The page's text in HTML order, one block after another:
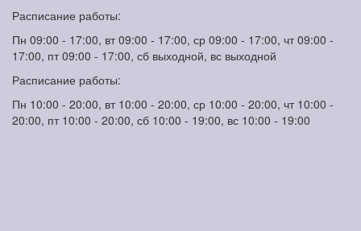
Расписание работы:
Пн 09:00 - 17:00, вт 09:00 - 17:00, ср 09:00 - 17:00, чт 09:00 -
17:00, пт 09:00 - 17:00, сб выходной, вс выходной
Расписание работы:
Пн 10:00 - 20:00, вт 10:00 - 20:00, ср 10:00 - 20:00, чт 10:00 -
20:00, пт 10:00 - 20:00, сб 10:00 - 19:00, вс 10:00 - 19:00